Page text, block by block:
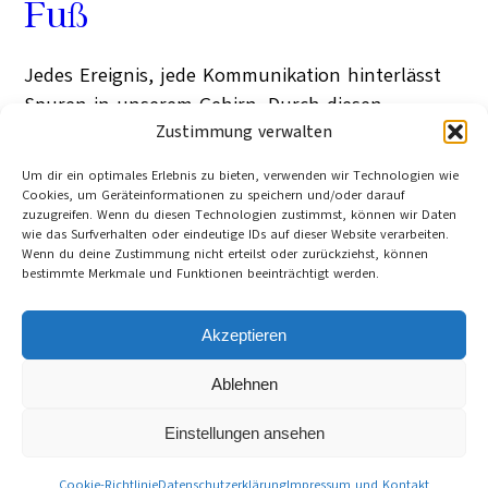
Zustimmung verwalten
Um dir ein optimales Erlebnis zu bieten, verwenden wir Technologien wie
Cookies, um Geräteinformationen zu speichern und/oder darauf
zuzugreifen. Wenn du diesen Technologien zustimmst, können wir Daten
wie das Surfverhalten oder eindeutige IDs auf dieser Website verarbeiten.
Wenn du deine Zustimmung nicht erteilst oder zurückziehst, können
bestimmte Merkmale und Funktionen beeinträchtigt werden.
Akzeptieren
Ablehnen
Einstellungen ansehen
Fuß
Jedes Ereignis, jede Kommunikation hinterlässt
Spuren in unserem Gehirn. Durch diesen
Nachweis hat der Hirnforscher Eric Kandel
physiologisch zu fundieren. Eine Begegnung mit
dem Medizinnobelpreisträger.
Jan Feddersen (taz)
1. Juli 2006
Category:Wissen
Kandel Eric
Psychologie, taz
Impressum und Kontakt
©Cultura21 International Webseite